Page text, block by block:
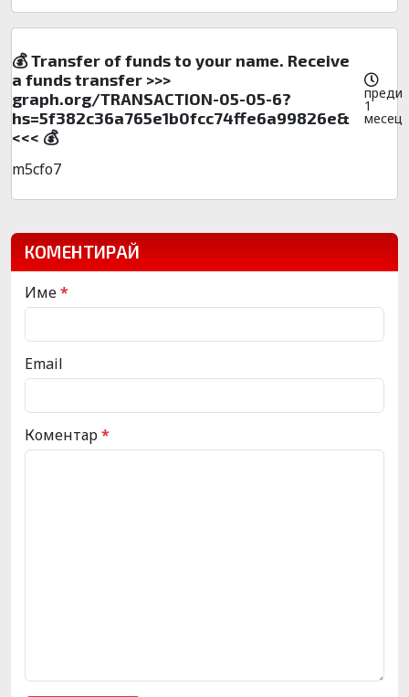
💰 Transfer of funds to your name. Receive
a funds transfer >>>
graph.org/TRANSACTION-05-05-6?
hs=5f382c36a765e1b0fcc74ffe6a99826e&
<<< 💰
преди
1
месец
m5cfo7
КОМЕНТИРАЙ
Име*
Email
Коментар*